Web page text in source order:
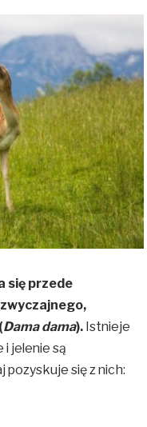
się przede
Dama dama). Istnieje
i jelenie są
pozyskuje się z nich: